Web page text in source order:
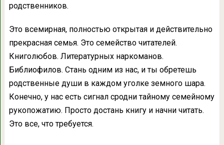
родственников.
Это всемирная, полностью открытая и действительно
прекрасная семья. Это семейство читателей.
Книголюбов. Литературных наркоманов.
Библиофилов. Стань одним из нас, и ты обретешь
родственные души в каждом уголке земного шара.
Конечно, у нас есть сигнал сродни тайному семейному
рукопожатию. Просто достань книгу и начни читать.
Это все, что требуется.